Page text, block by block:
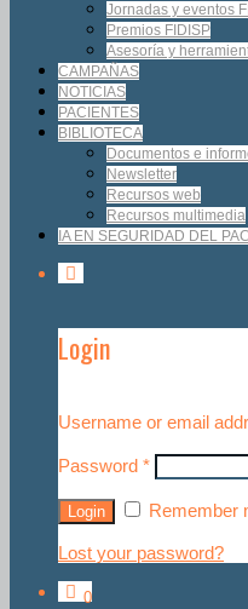
Jornadas y eventos
Premios FIDISP
Asesoría y
CAMPAÑAS
NOTICIAS
PACIENTES
BIBLIOTECA
Documentos e
Newsletter
Recursos web
Recursos multimedia
IA EN SEGURIDAD DEL
Login
Username or email
Password *
Remember
Lost your password?
0